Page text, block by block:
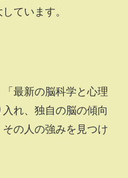
ています。
最新の脳科学と心理
れ、独自の脳の傾向
の人の強みを見つけ